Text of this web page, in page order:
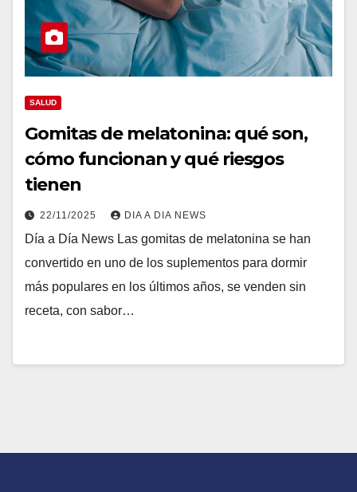
SALUD
Gomitas de melatonina: qué son,
cómo funcionan y qué riesgos
tienen
22/11/2025 DIA A DIA NEWS
Día a Día News Las gomitas de melatonina se han
convertido en uno de los suplementos para dormir
más populares en los últimos años, se venden sin
receta, con sabor…